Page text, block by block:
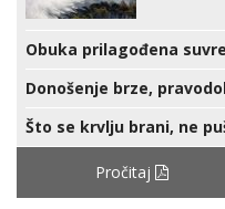
Obuka prilagođena
Donošenje brze,
Što se krvlju brani, ne
Pročitaj